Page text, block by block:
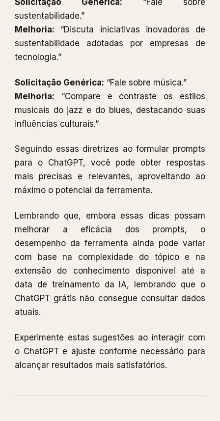
sustentabilidade.”
Melhoria: “Discuta iniciativas inovadoras de
sustentabilidade adotadas por empresas de
tecnologia.”
Solicitação Genérica: “Fale sobre música.”
Melhoria: “Compare e contraste os estilos
musicais do jazz e do blues, destacando suas
influências culturais.”
Seguindo essas diretrizes ao formular prompts
para o ChatGPT, você pode obter respostas
mais precisas e relevantes, aproveitando ao
máximo o potencial da ferramenta.
Lembrando que, embora essas dicas possam
melhorar a eficácia dos prompts, o
desempenho da ferramenta ainda pode variar
com base na complexidade do tópico e na
extensão do conhecimento disponível até a
data de treinamento da IA, lembrando que o
ChatGPT grátis não consegue consultar dados
atuais.
Experimente estas sugestões ao interagir com
o ChatGPT e ajuste conforme necessário para
alcançar resultados mais satisfatórios.